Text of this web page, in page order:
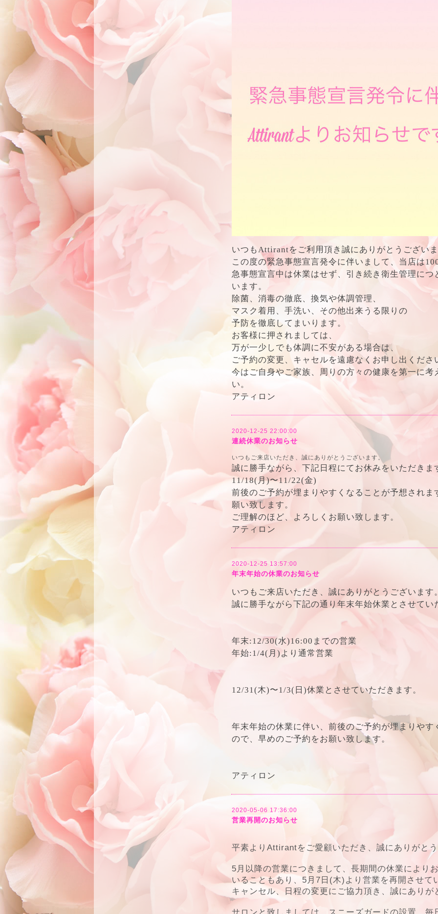
いつもAttirantをご利用頂き誠にありがとうござい
この度の緊急事態宣言発令に伴いまして、当店は
急事態宣言中は休業はせず、引き続き衛生管理に
います。
除菌、消毒の徹底、換気や体調管理、
マスク着用、手洗い、その他出来うる限りの
予防を徹底してまいります。
お客様に押されましては、
万が一少しでも体調に不安がある場合は、
ご予約の変更、キャセルを遠慮なくお申し出くださ
今はご自身やご家族、周りの方々の健康を第一に考
い。
アティロン
2020-12-25 22:00:00
連続休業のお知らせ
いつもご来店いただき、誠にありがとうございます。
誠に勝手ながら、下記日程にてお休みをいただきま
11/18(月)〜11/22(金)
前後のご予約が埋まりやすくなることが予想され
願い致します。
ご理解のほど、よろしくお願い致します。
アティロン
2020-12-25 13:57:00
年末年始の休業のお知らせ
いつもご来店いただき、誠にありがとうございます
誠に勝手ながら下記の通り年末年始休業とさせてい
年末:12/30(水)16:00までの営業
年始:1/4(月)より通常営業
12/31(木)〜1/3(日)休業とさせていただきます。
年末年始の休業に伴い、前後のご予約が埋まりや
ので、早めのご予約をお願い致します。
アティロン
2020-05-06 17:36:00
営業再開のお知らせ
平素より Attirantをご愛顧いただき、誠にありがと
5 月以降の営業につきまして、長期間の休業により
いることもあり、 5 月 7 日 (木) より営業を再開させて
キャンセル、日程の変更にご協力頂き、誠にありが